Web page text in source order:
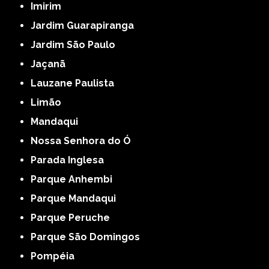
Imirim
Jardim Guarapiranga
Jardim São Paulo
Jaçanã
Lauzane Paulista
Limão
Mandaqui
Nossa Senhora do Ó
Parada Inglesa
Parque Anhembi
Parque Mandaqui
Parque Peruche
Parque São Domingos
Pompéia